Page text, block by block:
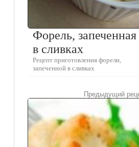
Форель, запеченная
в сливках
Рецепт приготовления форели,
запеченной в сливках
Предыдущий